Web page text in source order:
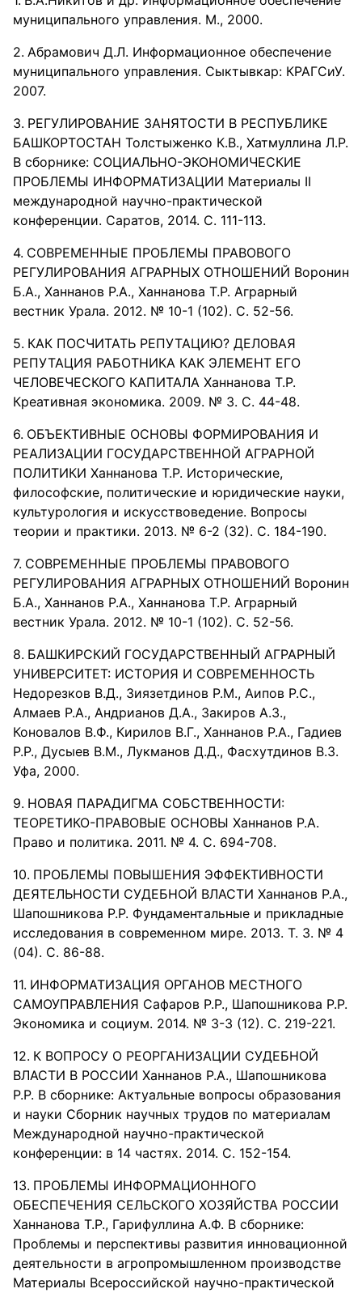
муниципального управления. М., 2000.
Абрамович Д.Л. Информационное обеспечение
муниципального управления. Сыктывкар: КРАГСиУ.
2007.
РЕГУЛИРОВАНИЕ ЗАНЯТОСТИ В РЕСПУБЛИКЕ
БАШКОРТОСТАН Толстыженко К.В., Хатмуллина Л.Р.
В сборнике: СОЦИАЛЬНО-ЭКОНОМИЧЕСКИЕ
ПРОБЛЕМЫ ИНФОРМАТИЗАЦИИ Материалы II
международной научно-практической
конференции. Саратов, 2014. С. 111-113.
СОВРЕМЕННЫЕ ПРОБЛЕМЫ ПРАВОВОГО
РЕГУЛИРОВАНИЯ АГРАРНЫХ ОТНОШЕНИЙ Воронин
Б.А., Ханнанов Р.А., Ханнанова Т.Р. Аграрный
вестник Урала. 2012. № 10-1 (102). С. 52-56.
КАК ПОСЧИТАТЬ РЕПУТАЦИЮ? ДЕЛОВАЯ
РЕПУТАЦИЯ РАБОТНИКА КАК ЭЛЕМЕНТ ЕГО
ЧЕЛОВЕЧЕСКОГО КАПИТАЛА Ханнанова Т.Р.
Креативная экономика. 2009. № 3. С. 44-48.
ОБЪЕКТИВНЫЕ ОСНОВЫ ФОРМИРОВАНИЯ И
РЕАЛИЗАЦИИ ГОСУДАРСТВЕННОЙ АГРАРНОЙ
ПОЛИТИКИ Ханнанова Т.Р. Исторические,
философские, политические и юридические науки,
культурология и искусствоведение. Вопросы
теории и практики. 2013. № 6-2 (32). С. 184-190.
СОВРЕМЕННЫЕ ПРОБЛЕМЫ ПРАВОВОГО
РЕГУЛИРОВАНИЯ АГРАРНЫХ ОТНОШЕНИЙ Воронин
Б.А., Ханнанов Р.А., Ханнанова Т.Р. Аграрный
вестник Урала. 2012. № 10-1 (102). С. 52-56.
БАШКИРСКИЙ ГОСУДАРСТВЕННЫЙ АГРАРНЫЙ
УНИВЕРСИТЕТ: ИСТОРИЯ И СОВРЕМЕННОСТЬ
Недорезков В.Д., Зиязетдинов Р.М., Аипов Р.С.,
Алмаев Р.А., Андрианов Д.А., Закиров А.З.,
Коновалов В.Ф., Кирилов В.Г., Ханнанов Р.А., Гадиев
Р.Р., Дусыев В.М., Лукманов Д.Д., Фасхутдинов В.З.
Уфа, 2000.
НОВАЯ ПАРАДИГМА СОБСТВЕННОСТИ:
ТЕОРЕТИКО-ПРАВОВЫЕ ОСНОВЫ Ханнанов Р.А.
Право и политика. 2011. № 4. С. 694-708.
ПРОБЛЕМЫ ПОВЫШЕНИЯ ЭФФЕКТИВНОСТИ
ДЕЯТЕЛЬНОСТИ СУДЕБНОЙ ВЛАСТИ Ханнанов Р.А.,
Шапошникова Р.Р. Фундаментальные и прикладные
исследования в современном мире. 2013. Т. 3. № 4
(04). С. 86-88.
ИНФОРМАТИЗАЦИЯ ОРГАНОВ МЕСТНОГО
САМОУПРАВЛЕНИЯ Сафаров Р.Р., Шапошникова Р.Р.
Экономика и социум. 2014. № 3-3 (12). С. 219-221.
К ВОПРОСУ О РЕОРГАНИЗАЦИИ СУДЕБНОЙ
ВЛАСТИ В РОССИИ Ханнанов Р.А., Шапошникова
Р.Р. В сборнике: Актуальные вопросы образования
и науки Сборник научных трудов по материалам
Международной научно-практической
конференции: в 14 частях. 2014. С. 152-154.
ПРОБЛЕМЫ ИНФОРМАЦИОННОГО
ОБЕСПЕЧЕНИЯ СЕЛЬСКОГО ХОЗЯЙСТВА РОССИИ
Ханнанова Т.Р., Гарифуллина А.Ф. В сборнике:
Проблемы и перспективы развития инновационной
деятельности в агропромышленном производстве
Материалы Всероссийской научно-практической